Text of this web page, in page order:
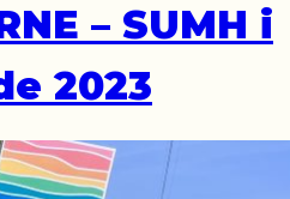
– SUMH i
2023